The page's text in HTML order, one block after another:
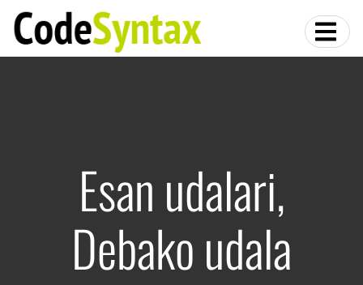
Esan udalari,
Debako udala